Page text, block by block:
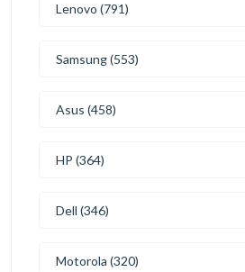
Lenovo (791)
Samsung (553)
Asus (458)
HP (364)
Dell (346)
Motorola (320)